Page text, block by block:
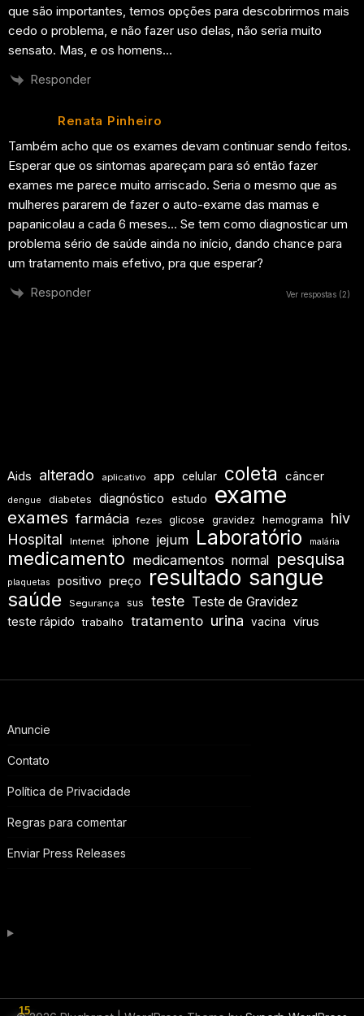
que são importantes, temos opções para descobrirmos mais
cedo o problema, e não fazer uso delas, não seria muito
sensato. Mas, e os homens…
Responder
Renata Pinheiro
Também acho que os exames devam continuar sendo feitos.
Esperar que os sintomas apareçam para só então fazer
exames me parece muito arriscado. Seria o mesmo que as
mulheres pararem de fazer o auto-exame das mamas e
papanicolau a cada 6 meses… Se tem como diagnosticar um
problema sério de saúde ainda no início, dando chance para
um tratamento mais efetivo, pra que esperar?
Responder Ver respostas (2)
Aids alterado aplicativo app celular coleta câncer
dengue diabetes diagnóstico estudo exame
exames farmácia fezes glicose gravidez hemograma
hiv
Hospital
Internet iphone jejum Laboratório malária
medicamento medicamentos normal pesquisa
plaquetas positivo preço resultado sangue
saúde Segurança sus teste Teste de Gravidez
teste rápido trabalho tratamento urina vacina vírus
Anuncie
Contato
Política de Privacidade
Regras para comentar
Enviar Press Releases
15